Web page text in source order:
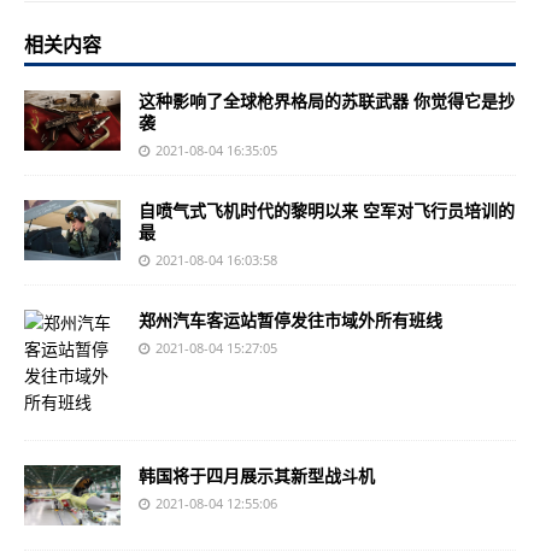
相关内容
这种影响了全球枪界格局的苏联武器 你觉得它是抄
袭
2021-08-04 16:35:05
自喷气式飞机时代的黎明以来 空军对飞行员培训的
最
2021-08-04 16:03:58
郑州汽车客运站暂停发往市域外所有班线
2021-08-04 15:27:05
韩国将于四月展示其新型战斗机
2021-08-04 12:55:06